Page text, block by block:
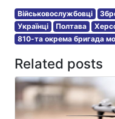
Військовослужбовці
Українці
Полтава
810-та окрема бригада
Related posts